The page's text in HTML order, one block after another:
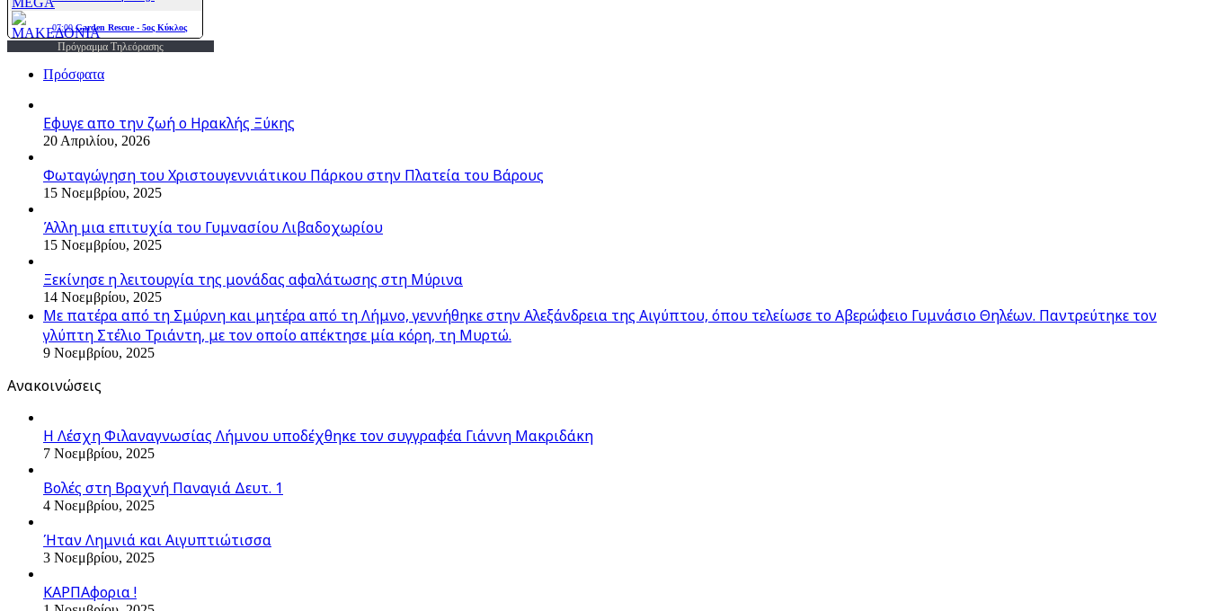
Πρόγραμμα Τηλεόρασης
Πρόσφατα
Εφυγε απο την ζωή o Ηρακλής Ξύκης
20 Απριλίου, 2026
Φωταγώγηση του Χριστουγεννιάτικου Πάρκου στην Πλατεία του Βάρους
15 Νοεμβρίου, 2025
Άλλη μια επιτυχία του Γυμνασίου Λιβαδοχωρίου
15 Νοεμβρίου, 2025
Ξεκίνησε η λειτουργία της μονάδας αφαλάτωσης στη Μύρινα
14 Νοεμβρίου, 2025
Με πατέρα από τη Σμύρνη και μητέρα από τη Λήμνο, γεννήθηκε στην Αλεξάνδρεια της Αιγύπτου, όπου τελείωσε το Αβερώφειο Γυμνάσιο Θηλέων. Παντρεύτηκε τον
γλύπτη Στέλιο Τριάντη, με τον οποίο απέκτησε μία κόρη, τη Μυρτώ.
9 Νοεμβρίου, 2025
Ανακοινώσεις
Η Λέσχη Φιλαναγνωσίας Λήμνου υποδέχθηκε τον συγγραφέα Γιάννη Μακριδάκη
7 Νοεμβρίου, 2025
Βολές στη Βραχνή Παναγιά Δευτ. 1
4 Νοεμβρίου, 2025
Ήταν Λημνιά και Αιγυπτιώτισσα
3 Νοεμβρίου, 2025
ΚΑΡΠΑφορια !